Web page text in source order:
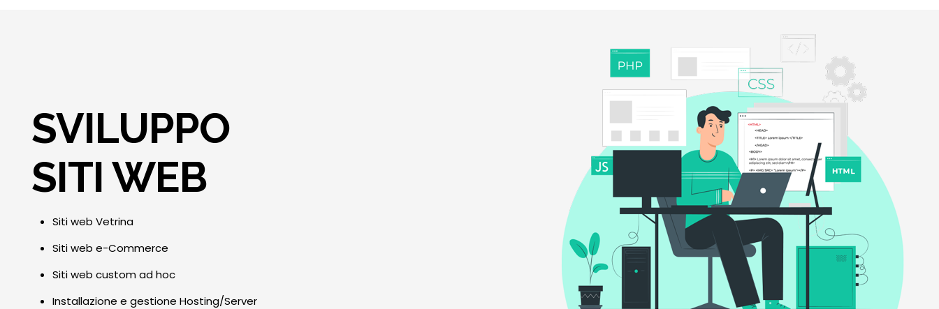
SVILUPPO
SITI WEB
Siti web Vetrina
Siti web e-Commerce
Siti web custom ad hoc
Installazione e gestione Hosting/Server